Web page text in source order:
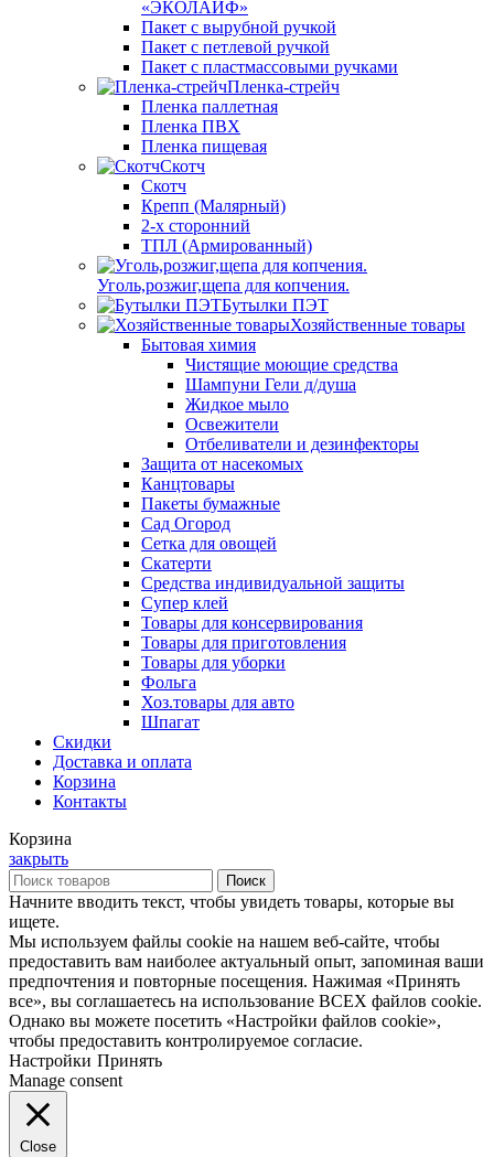
«ЭКОЛАЙФ»
Пакет с вырубной ручкой
Пакет с петлевой ручкой
Пакет с пластмассовыми ручками
Пленка-стрейч
Пленка паллетная
Пленка ПВХ
Пленка пищевая
Скотч
Скотч
Крепп (Малярный)
2-х сторонний
ТПЛ (Армированный)
Уголь,розжиг,щепа для копчения.
Бутылки ПЭТ
Хозяйственные товары
Бытовая химия
Чистящие моющие средства
Шампуни Гели д/душа
Жидкое мыло
Освежители
Отбеливатели и дезинфекторы
Защита от насекомых
Канцтовары
Пакеты бумажные
Сад Огород
Сетка для овощей
Скатерти
Средства индивидуальной защиты
Супер клей
Товары для консервирования
Товары для приготовления
Товары для уборки
Фольга
Хоз.товары для авто
Шпагат
Скидки
Доставка и оплата
Корзина
Контакты
Корзина
закрыть
Поиск
Начните вводить текст, чтобы увидеть товары, которые вы
ищете.
Мы используем файлы cookie на нашем веб-сайте, чтобы
предоставить вам наиболее актуальный опыт, запоминая ваши
предпочтения и повторные посещения. Нажимая «Принять
все», вы соглашаетесь на использование ВСЕХ файлов cookie.
Однако вы можете посетить «Настройки файлов cookie»,
чтобы предоставить контролируемое согласие.
Настройки Принять
Manage consent
Close